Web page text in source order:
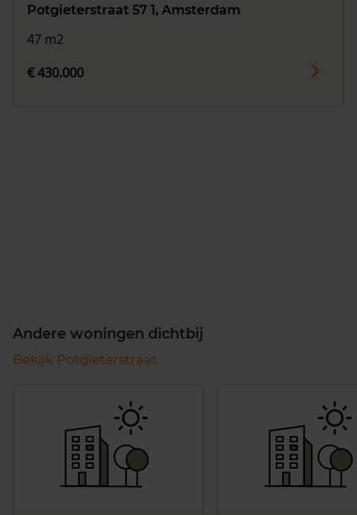
Potgieterstraat 57 1, Amsterdam
47 m2
€ 430.000
Andere woningen dichtbij
Bekijk Potgieterstraat